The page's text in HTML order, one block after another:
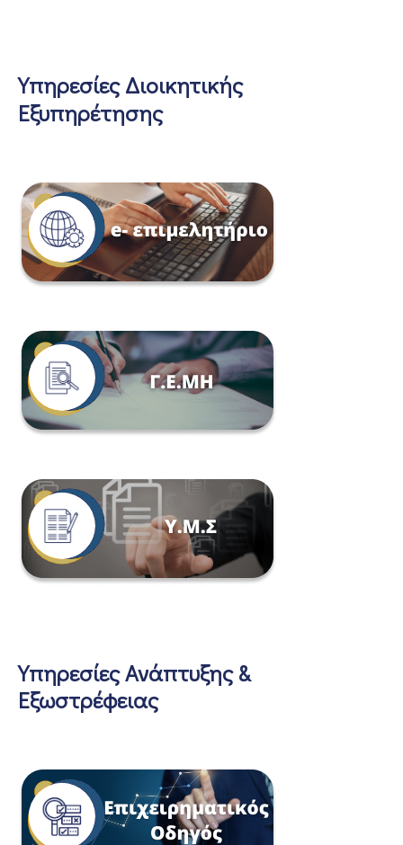
Υπηρεσίες Διοικητικής
Εξυπηρέτησης
Υπηρεσίες Ανάπτυξης &
Εξωστρέφειας